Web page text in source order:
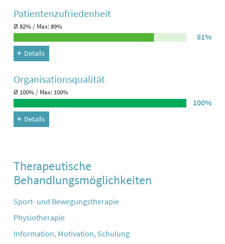
Patienten­zufriedenheit
Ø 82% / Max: 89%
81%
Details
Organisations­qualität
Ø 100% / Max: 100%
100%
Details
Therapeutische
Behandlungsmöglichkeiten
Sport- und Bewegungstherapie
Physiotherapie
Information, Motivation, Schulung